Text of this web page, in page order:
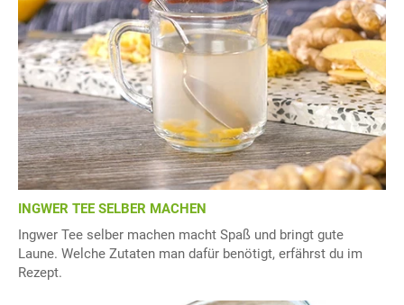
INGWER TEE SELBER MACHEN
Ingwer Tee selber machen macht Spaß und bringt gute
Laune. Welche Zutaten man dafür benötigt, erfährst du im
Rezept.